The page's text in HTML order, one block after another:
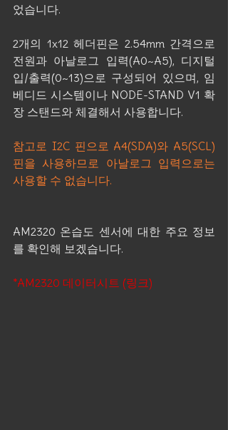
었습니다.
2개의 1x12 헤더핀은 2.54mm 간격으로
전원과 아날로그 입력(A0~A5), 디지털
입/출력(0~13)으로 구성되어 있으며, 임
베디드 시스템이나 NODE-STAND V1 확
장 스탠드와 체결해서 사용합니다.
참고로 I2C 핀으로 A4(SDA)와 A5(SCL)
핀을 사용하므로 아날로그 입력으로는
사용할 수 없습니다.
AM2320 온습도 센서에 대한 주요 정보
를 확인해 보겠습니다.
*AM2320 데이터시트 (링크)